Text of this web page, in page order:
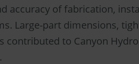
accuracy of fabrication,
Large-part dimensions,
contributed to Canyon